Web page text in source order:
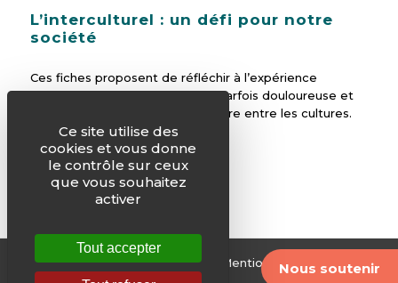
Nous soutenir
L’interculturel : un défi pour notre
société
Ces fiches proposent de réfléchir à l’expérience
féconde et enrichissante, mais parfois douloureuse et
toujours complexe, de la rencontre entre les cultures.
© Justice & Paix -Plan du site Mentions légales
Ce site utilise des
cookies et vous donne
le contrôle sur ceux
que vous souhaitez
activer
Tout accepter